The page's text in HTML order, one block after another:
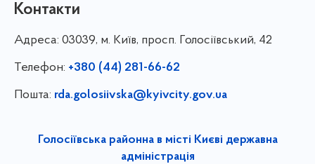
Контакти
Адреса: 03039, м. Київ, просп. Голосіївський, 42
Телефон: +380 (44) 281-66-62
Пошта: rda.golosiivska@kyivcity.gov.ua
Голосіївська районна в місті Києві державна
адміністрація